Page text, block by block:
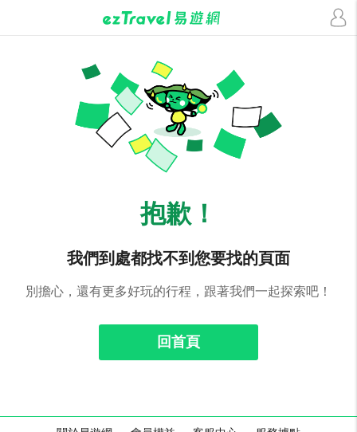
抱歉！
我們到處都找不到您要找的頁面
別擔心，還有更多好玩的行程，跟著我們一起探索吧！
回首頁